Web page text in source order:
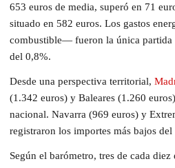
653 euros de media, superó en 71
situado en 582 euros. Los gastos
combustible— fueron la única partida
del 0,8%.
Desde una perspectiva territorial,
(1.342 euros) y Baleares (1.260
nacional. Navarra (969 euros) y
registraron los importes más bajos
Según el barómetro, tres de cada